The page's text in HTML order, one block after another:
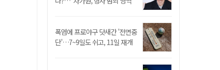
폭염에 프로야구 닷새간 '전면중
단'…7~9일도 쉬고, 11일 재개